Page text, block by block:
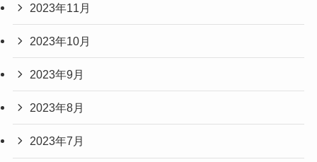
2023年11月
2023年10月
2023年9月
2023年8月
2023年7月